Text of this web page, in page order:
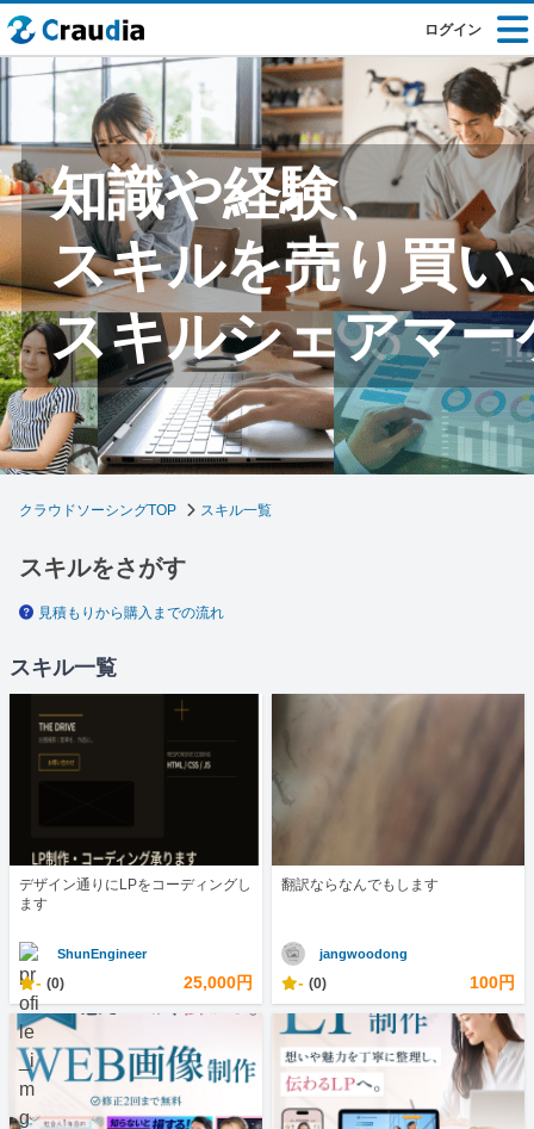
ログイン
知識や経験、
スキルを売り買い
スキルシェアマー
クラウドソーシングTOP スキル一覧
スキルをさがす
見積もりから購入までの流れ
スキル一覧
デザイン通りにLPをコーディングし
ます
ShunEngineer
- (0) 25,000円
翻訳ならなんでもします
jangwoodong
- (0) 100円